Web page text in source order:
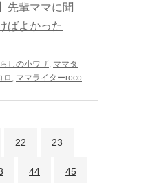
先輩ママに聞
ばよかった
しの小ワザ, ママタ
ロ , ママライターroco
22 23
44 45